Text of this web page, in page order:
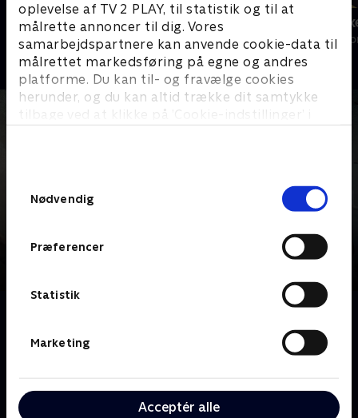
oplevelse af TV 2 PLAY, til statistik og til at
målrette annoncer til dig. Vores
samarbejdspartnere kan anvende cookie-data til
målrettet markedsføring på egne og andres
platforme. Du kan til- og fravælge cookies
herunder, og du kan altid trække dit samtykke
tilbage ved at klikke på ’Cookie-indstillinger’ i
Nødvendig
Præferencer
Statistik
Marketing
Acceptér alle
Hvem byder bedst?
Livsstil • 6 sæsoner
Loppe
Livsstil • 5
Med Jesper, Frederik og Alexa Bruun Rasmussen i
spidsen, går livets gang i Nordens største
loppefund eller milliondyre kunstværker er der én
ting, som er fælles for Auktionshusets sælgere: